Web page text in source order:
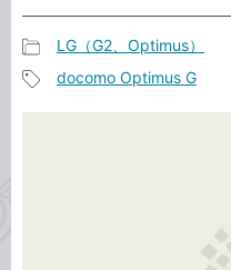
事
カ
LG（G2、Optimus）
docomo Optimus G